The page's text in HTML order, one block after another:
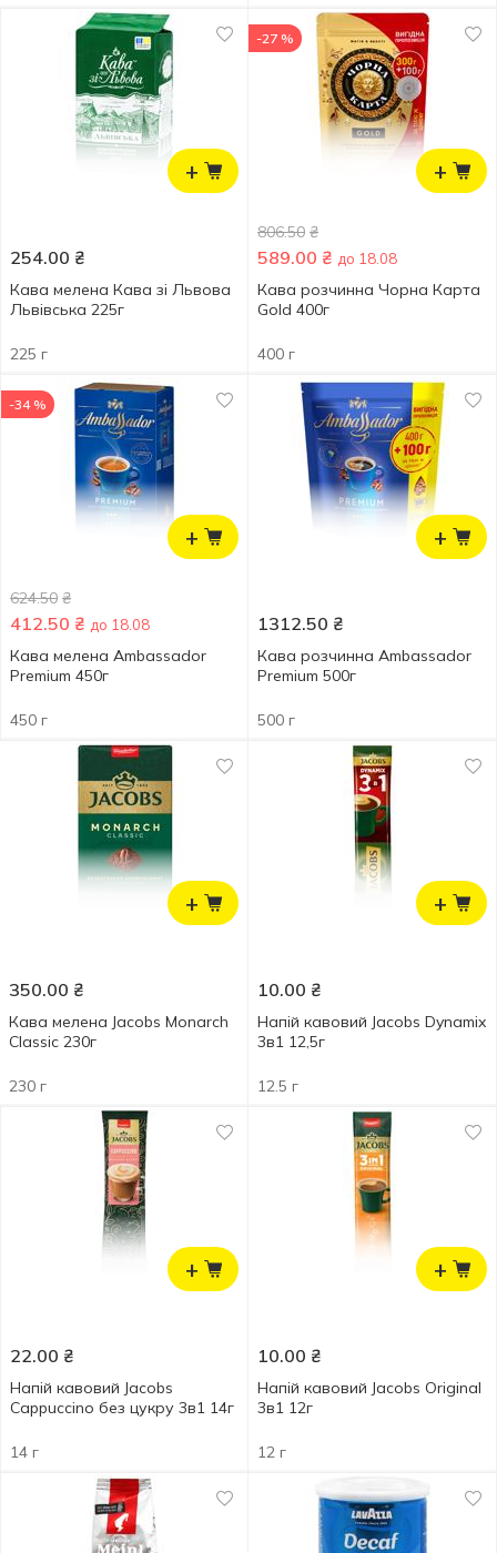
+
254.00 ₴
Кава мелена Кава зі Львова
Львівська 225г
225 г
+
-27 %
806.50 ₴
589.00 ₴ до 18.08
Кава розчинна Чорна Карта
Gold 400г
400 г
+
-34 %
624.50 ₴
412.50 ₴ до 18.08
Кава мелена Ambassador
Premium 450г
450 г
+
1312.50 ₴
Кава розчинна Ambassador
Premium 500г
500 г
+
350.00 ₴
Кава мелена Jacobs Monarch
Classic 230г
230 г
+
10.00 ₴
Напій кавовий Jacobs Dynamix
3в1 12,5г
12.5 г
+
22.00 ₴
Напій кавовий Jacobs
Cappuccino без цукру 3в1 14г
14 г
+
10.00 ₴
Напій кавовий Jacobs Original
3в1 12г
12 г